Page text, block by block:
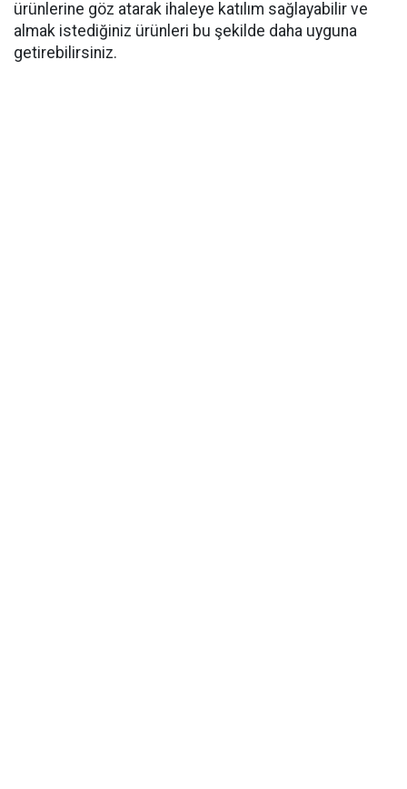
ürünlerine göz atarak ihaleye katılım sağlayabilir ve
almak istediğiniz ürünleri bu şekilde daha uyguna
getirebilirsiniz.